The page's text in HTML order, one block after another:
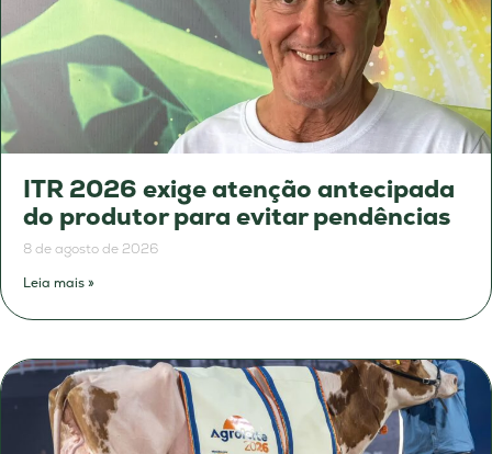
ITR 2026 exige atenção antecipada
do produtor para evitar pendências
8 de agosto de 2026
Leia mais »